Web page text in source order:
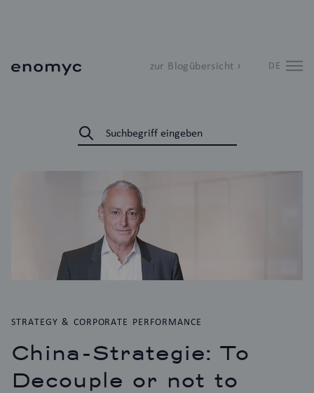
zur Blogübersicht › DE
STRATEGY & CORPORATE PERFORMANCE
China-Strategie: To
Decouple or not to